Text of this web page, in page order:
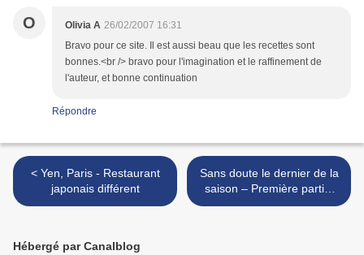
O Olivia A 26/02/2007 16:31
Bravo pour ce site. Il est aussi beau que les recettes sont
bonnes.<br /> bravo pour l'imagination et le raffinement de
l'auteur, et bonne continuation
Répondre
< Yen, Paris - Restaurant
japonais différent
Sans doute le dernier de la
saison – Première partie,
première moitié >
Hébergé par Canalblog